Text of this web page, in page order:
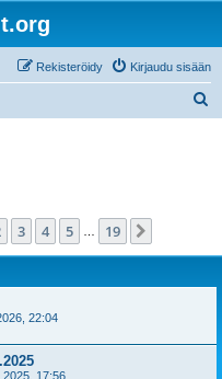
Kirjaudu sisään
Rekisteröidy
3 4 5 19
22:04
17:56